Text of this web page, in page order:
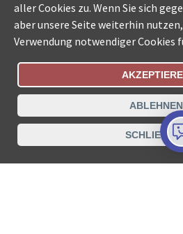
Bestellungsstatus
Datenschutz Impressum
Kontakt
aller Cookies zu. Wenn Sie sich
aber unsere Seite weiterhin
Verwendung notwendiger Cookies
ABLEHNEN